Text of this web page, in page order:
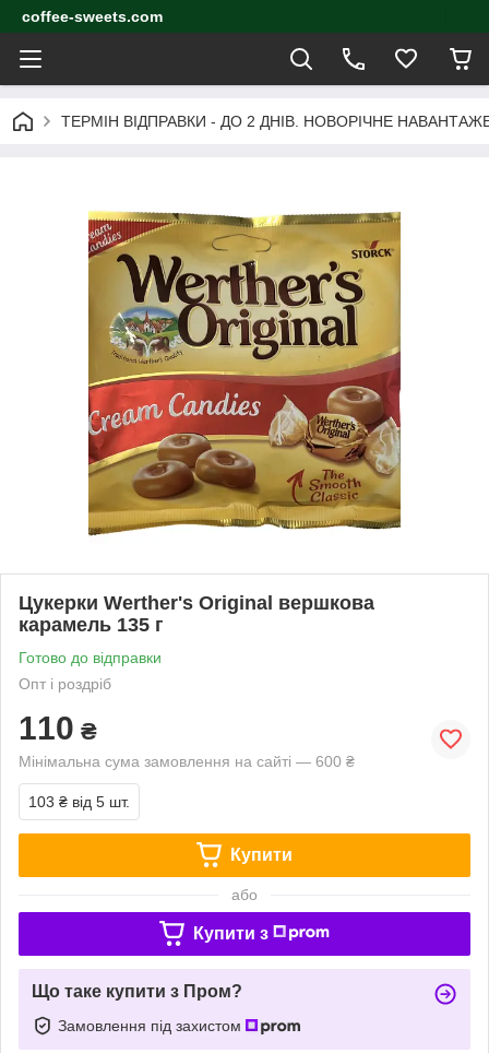
coffee-sweets.com
ТЕРМІН ВІДПРАВКИ - ДО 2 ДНІВ. НОВОРІЧНЕ
Цукерки Werther's Original вершкова
карамель 135 г
Готово до відправки
Опт і роздріб
110 ₴
Мінімальна сума замовлення на сайті — 600 ₴
103 ₴ від 5 шт.
Купити
або
Купити з
Що таке купити з Пром?
Замовлення під захистом